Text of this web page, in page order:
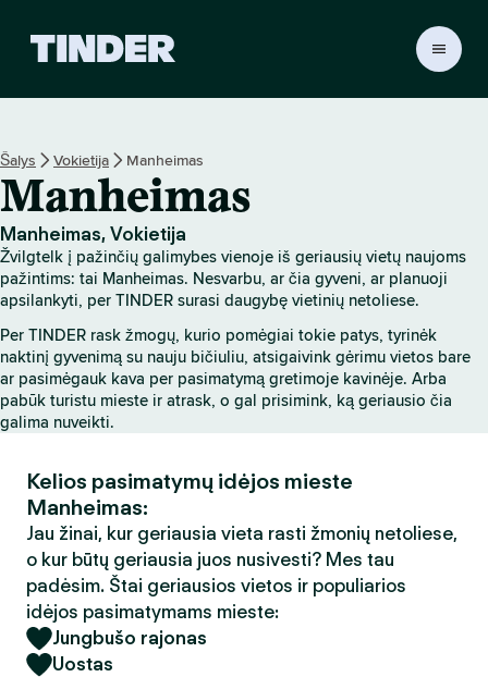
R
p
a
g
r
i
n
n
i
s
Šalys Vokietija Manheimas
Manheimas
Manheimas, Vokietija
Žvilgtelk į pažinčių galimybes vienoje iš geriausių vietų naujoms
pažintims: tai Manheimas. Nesvarbu, ar čia gyveni, ar planuoji
apsilankyti, per TINDER surasi daugybę vietinių netoliese.
Per TINDER rask žmogų, kurio pomėgiai tokie patys, tyrinėk
naktinį gyvenimą su nauju bičiuliu, atsigaivink gėrimu vietos bare
ar pasimėgauk kava per pasimatymą gretimoje kavinėje. Arba
pabūk turistu mieste ir atrask, o gal prisimink, ką geriausio čia
galima nuveikti.
Kelios pasimatymų idėjos mieste
Manheimas:
Jau žinai, kur geriausia vieta rasti žmonių netoliese,
o kur būtų geriausia juos nusivesti? Mes tau
padėsim. Štai geriausios vietos ir populiarios
idėjos pasimatymams mieste:
Jungbušo rajonas
Uostas